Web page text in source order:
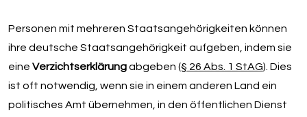
Personen mit mehreren Staatsangehörigkeiten können
ihre deutsche Staatsangehörigkeit aufgeben, indem sie
eine Verzichtserklärungabgeben (§ 26 Abs. 1 StAG). Dies
ist oft notwendig, wenn sie in einem anderen Land ein
politisches Amt übernehmen, in den öffentlichen Dienst